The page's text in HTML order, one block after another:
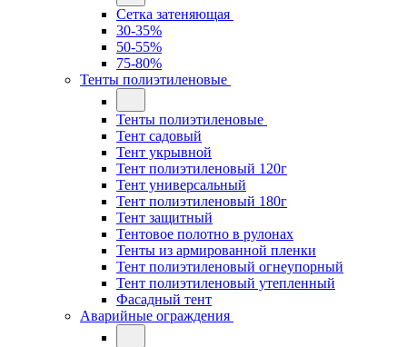
Сетка затеняющая
30-35%
50-55%
75-80%
Тенты полиэтиленовые
Тенты полиэтиленовые
Тент садовый
Тент укрывной
Тент полиэтиленовый 120г
Тент универсальный
Тент полиэтиленовый 180г
Тент защитный
Тентовое полотно в рулонах
Тенты из армированной пленки
Тент полиэтиленовый огнеупорный
Тент полиэтиленовый утепленный
Фасадный тент
Аварийные ограждения